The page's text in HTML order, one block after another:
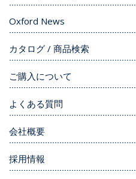
Oxford News
カタログ / 商品検索
ご購入について
よくある質問
会社概要
採用情報